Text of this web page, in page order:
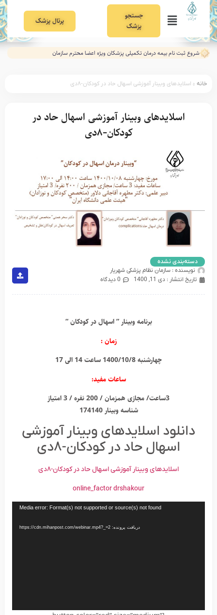
جستجو
پزشک
پرتال پزشک
شروع ثبت نام بیمه درمان تکمیلی پزشکان ویژه اعضا محترم سازمان
خانه » اسلایدهای وبینار آموزشی اسهال حاد در کودکان-۸دی
اسلایدهای وبینار آموزشی اسهال حاد در
کودکان-۸دی
دسته‌بندی نشده
نویسنده : سازمان نظام پزشکی شهریار
تاریخ انتشار : دی 11, 1400 0 دیدگاه
برنامه وبینار ” اسهال در کودکان “
زمان :
چهارشنبه 1400/10/8 ساعت 14 الی 17
ساعات مفید:
3ساعت/ مجازی همزمان / 200 نفره / 3 امتیاز
شناسه وبینار 174140
دانلود اسلایدهای وبینار آموزشی
اسهال حاد در کودکان-۸دی
اسلایدهای وبینار آموزشی اسهال حاد در کودکان-۸دی
online_factor drshakour
Media error: Format(s) not supported or source(s) not found
دریافت پرونده: https://cdn.mihanpost.com/webinar.mp4?_=2